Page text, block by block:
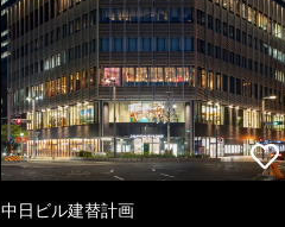
中日ビル建替計画